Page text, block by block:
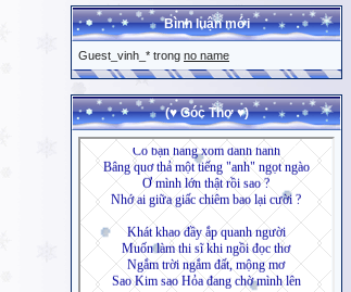
Bình luận mới
Guest_vinh_* trong no name
(♥ Góc Thơ ♥)